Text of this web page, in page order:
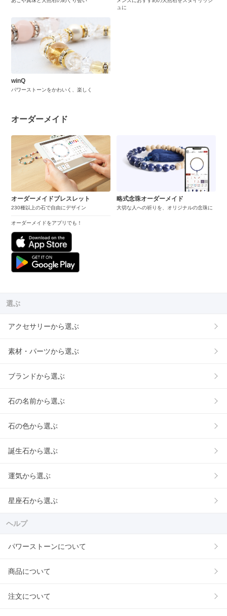
ュに
winQ
パワーストーンをかわいく、楽しく
オーダーメイド
オーダーメイドブレスレット
230種以上の石で自由にデザイン
オーダーメイドをアプリでも！
略式念珠オーダーメイド
大切な人への祈りを、オリジナルの念珠に
選ぶ
アクセサリーから選ぶ
素材・パーツから選ぶ
ブランドから選ぶ
石の名前から選ぶ
石の色から選ぶ
誕生石から選ぶ
運気から選ぶ
星座石から選ぶ
ヘルプ
パワーストーンについて
商品について
注文について